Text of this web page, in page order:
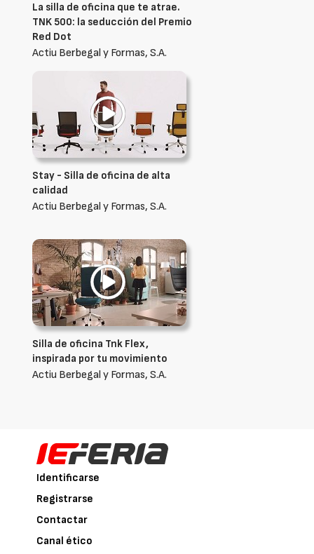
La silla de oficina que te atrae.
TNK 500: la seducción del Premio
Red Dot
Actiu Berbegal y Formas, S.A.
Stay - Silla de oficina de alta
calidad
Actiu Berbegal y Formas, S.A.
Silla de oficina Tnk Flex,
inspirada por tu movimiento
Actiu Berbegal y Formas, S.A.
Identificarse
Registrarse
Contactar
Canal ético